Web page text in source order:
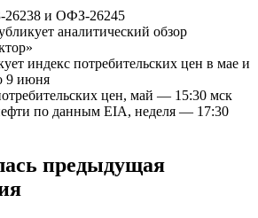
и ОФЗ-26245
аналитический обзор
индекс потребительских цен в мае и
9 июня
цен, май — 15:30 мск
по данным EIA, неделя — 17:30
предыдущая